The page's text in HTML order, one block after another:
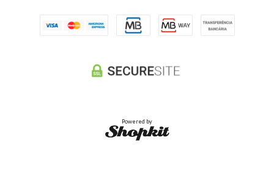
Powered by